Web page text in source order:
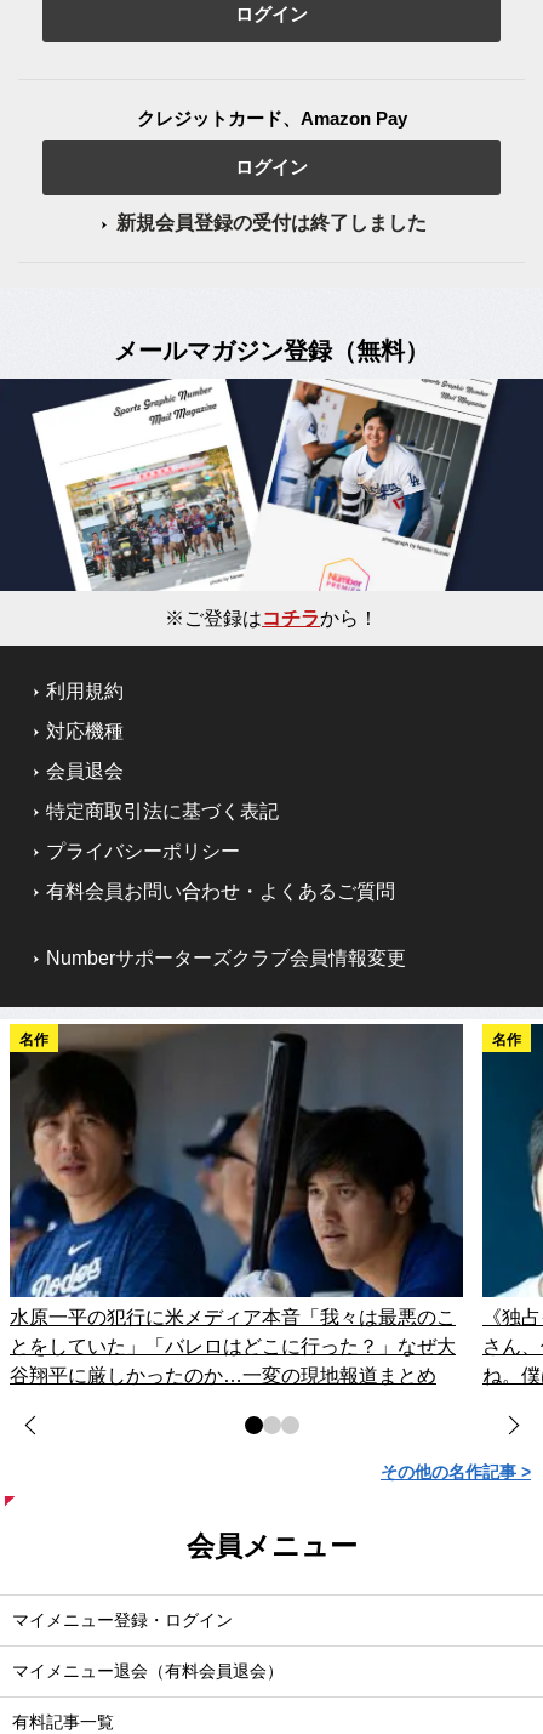
ログイン
クレジットカード、Amazon Pay
ログイン
新規会員登録の受付は終了しました
メールマガジン登録（無料）
※ご登録はコチラから！
利用規約
対応機種
会員退会
特定商取引法に基づく表記
プライバシーポリシー
有料会員お問い合わせ・よくあるご質問
Numberサポーターズクラブ会員情報変更
名作
水原一平の犯行に米メディア本音「我々は最悪のこ
とをしていた」「バレロはどこに行った？」なぜ大
谷翔平に厳しかったのか…一変の現地報道まとめ
名作
《独
さん
ね。
その他の名作記事 >
会員メニュー
マイメニュー登録・ログイン
マイメニュー退会（有料会員退会）
有料記事一覧